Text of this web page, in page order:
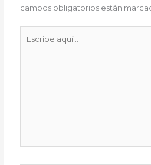
campos obligatorios están